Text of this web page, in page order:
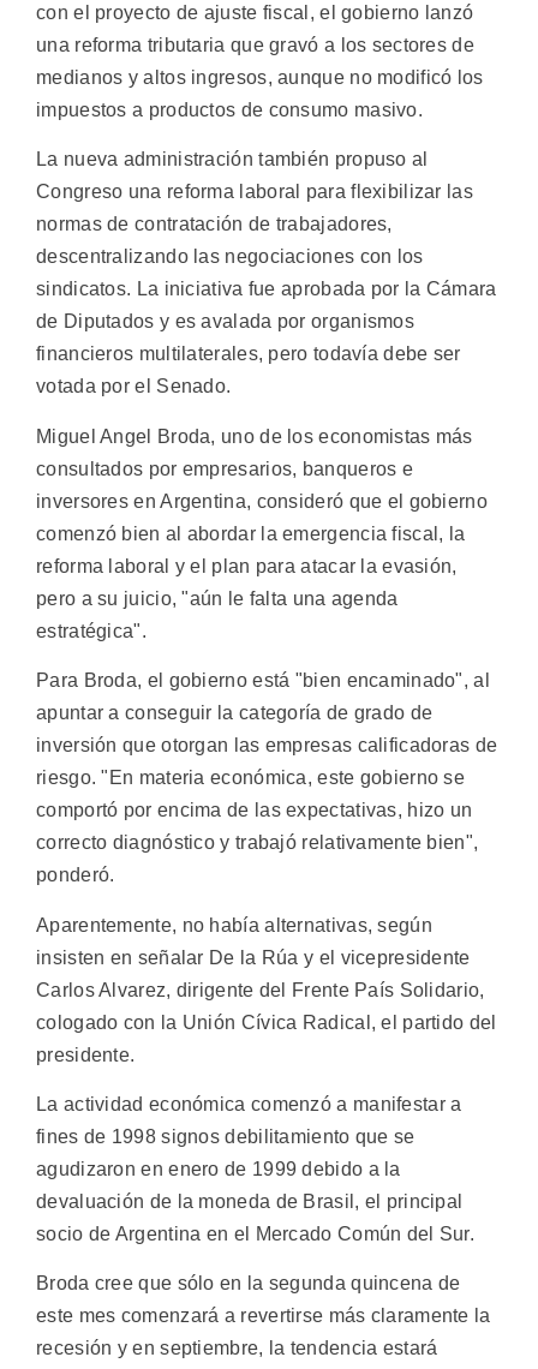
con el proyecto de ajuste fiscal, el gobierno lanzó
una reforma tributaria que gravó a los sectores de
medianos y altos ingresos, aunque no modificó los
impuestos a productos de consumo masivo.
La nueva administración también propuso al
Congreso una reforma laboral para flexibilizar las
normas de contratación de trabajadores,
descentralizando las negociaciones con los
sindicatos. La iniciativa fue aprobada por la Cámara
de Diputados y es avalada por organismos
financieros multilaterales, pero todavía debe ser
votada por el Senado.
Miguel Angel Broda, uno de los economistas más
consultados por empresarios, banqueros e
inversores en Argentina, consideró que el gobierno
comenzó bien al abordar la emergencia fiscal, la
reforma laboral y el plan para atacar la evasión,
pero a su juicio, "aún le falta una agenda
estratégica".
Para Broda, el gobierno está "bien encaminado", al
apuntar a conseguir la categoría de grado de
inversión que otorgan las empresas calificadoras de
riesgo. "En materia económica, este gobierno se
comportó por encima de las expectativas, hizo un
correcto diagnóstico y trabajó relativamente bien",
ponderó.
Aparentemente, no había alternativas, según
insisten en señalar De la Rúa y el vicepresidente
Carlos Alvarez, dirigente del Frente País Solidario,
cologado con la Unión Cívica Radical, el partido del
presidente.
La actividad económica comenzó a manifestar a
fines de 1998 signos debilitamiento que se
agudizaron en enero de 1999 debido a la
devaluación de la moneda de Brasil, el principal
socio de Argentina en el Mercado Común del Sur.
Broda cree que sólo en la segunda quincena de
este mes comenzará a revertirse más claramente la
recesión y en septiembre, la tendencia estará